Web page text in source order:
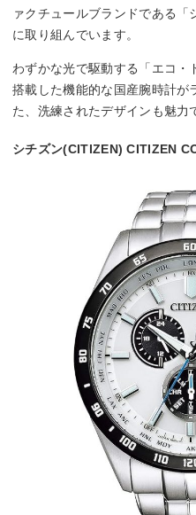
ァクチュールブランドである
に取り組んでいます。
わずかな光で駆動する「エコ・
搭載した機能的な国産腕時計が
た、洗練されたデザインも魅力
シチズン(CITIZEN) CITIZEN